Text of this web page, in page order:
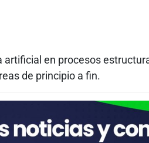
en procesos
de principio a fin.